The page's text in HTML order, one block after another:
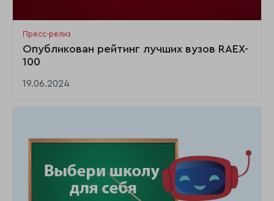
Пресс-релиз
Опубликован рейтинг лучших вузов RAEX-
100
19.06.2024